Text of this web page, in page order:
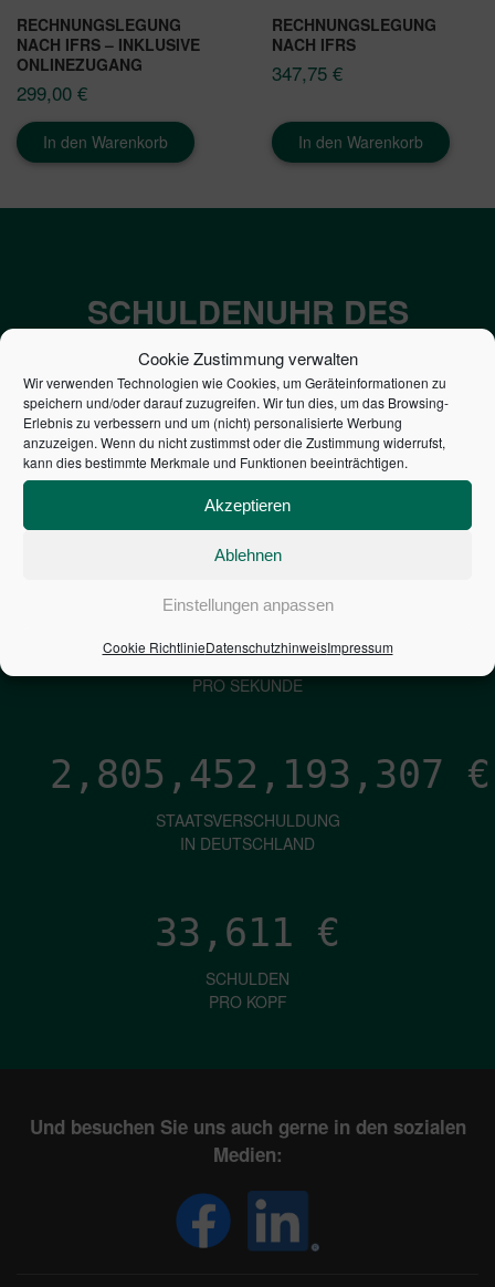
Cookie Zustimmung verwalten
Wir verwenden Technologien wie Cookies, um Geräteinformationen zu
speichern und/oder darauf zuzugreifen. Wir tun dies, um das Browsing-
Erlebnis zu verbessern und um (nicht) personalisierte Werbung
anzuzeigen. Wenn du nicht zustimmst oder die Zustimmung widerrufst,
kann dies bestimmte Merkmale und Funktionen beeinträchtigen.
Akzeptieren
Ablehnen
Einstellungen anpassen
Cookie RichtlinieDatenschutzhinweisImpressum
RECHNUNGSLEGUNG
NACH IFRS – INKLUSIVE
ONLINEZUGANG
299,00 €
In den Warenkorb
RECHNUNGSLEGUNG
NACH IFRS
347,75 €
In den Warenkorb
SCHULDENUHR DES
BUNDES DER
STEUERZAHLER
7,052€
NEUVERSCHULDUNG
PRO SEKUNDE
1,601€
ZINSEN
PRO SEKUNDE
2,805,452,194,576 €
STAATSVERSCHULDUNG
IN DEUTSCHLAND
33,611 €
SCHULDEN
PRO KOPF
Und besuchen Sie uns auch gerne in den sozialen
Medien: